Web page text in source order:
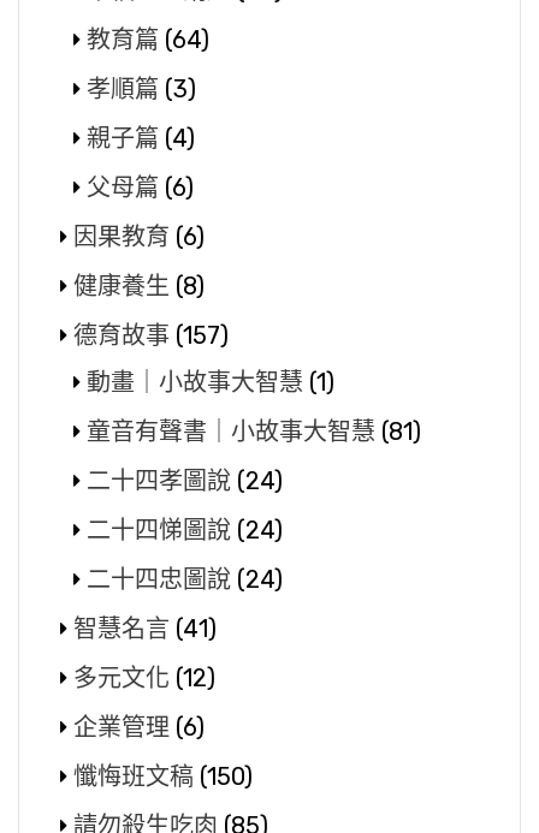
教育篇 (64)
孝順篇 (3)
親子篇 (4)
父母篇 (6)
因果教育 (6)
健康養生 (8)
德育故事 (157)
動畫｜小故事大智慧 (1)
童音有聲書｜小故事大智慧 (81)
二十四孝圖說 (24)
二十四悌圖說 (24)
二十四忠圖說 (24)
智慧名言 (41)
多元文化 (12)
企業管理 (6)
懺悔班文稿 (150)
請勿殺生吃肉 (85)